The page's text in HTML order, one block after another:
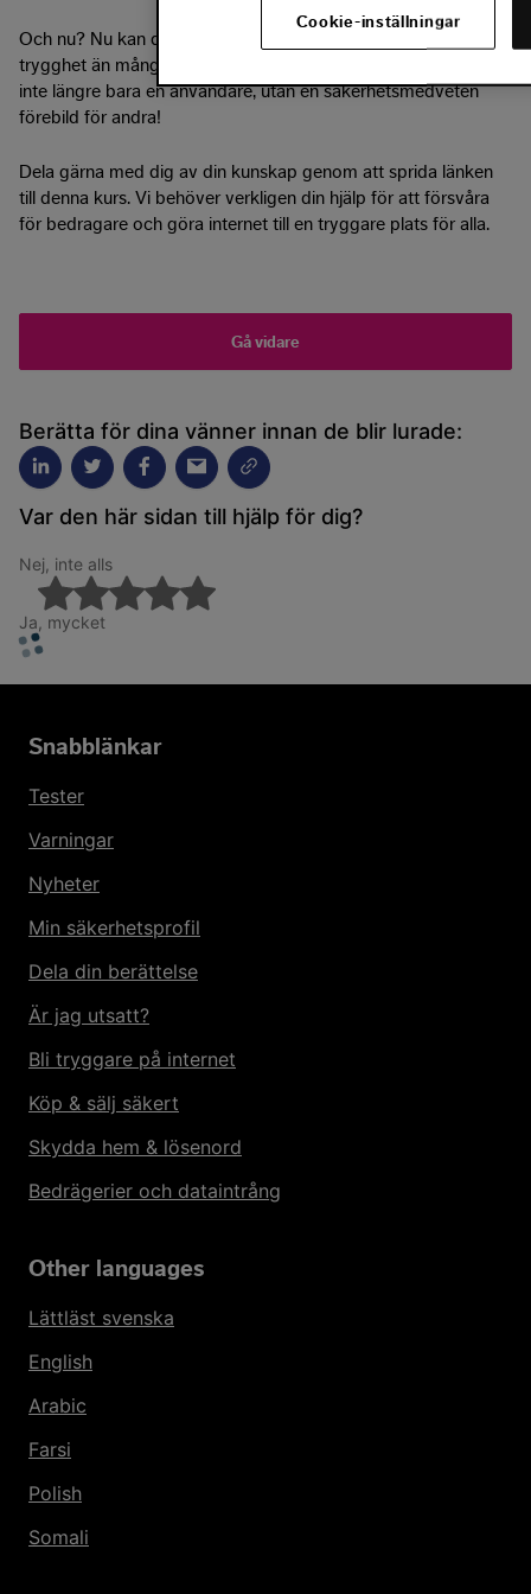
Och nu? Nu kan du använda dina konton med en större
trygghet än många andra. Klappa dig själv på axeln – du är
inte längre bara en användare, utan en säkerhetsmedveten
förebild för andra!
Dela gärna med dig av din kunskap genom att sprida länken
till denna kurs. Vi behöver verkligen din hjälp för att försvåra
för bedragare och göra internet till en tryggare plats för alla.
Gå vidare
Berätta för dina vänner innan de blir lurade:
Var den här sidan till hjälp för dig?
Nej, inte alls
Ja, mycket
Snabblänkar
Tester
Varningar
Nyheter
Min säkerhetsprofil
Dela din berättelse
Är jag utsatt?
Bli tryggare på internet
Köp & sälj säkert
Skydda hem & lösenord
Bedrägerier och dataintrång
Other languages
Lättläst svenska
English
Arabic
Farsi
Polish
Somali
Cookie-inställningar